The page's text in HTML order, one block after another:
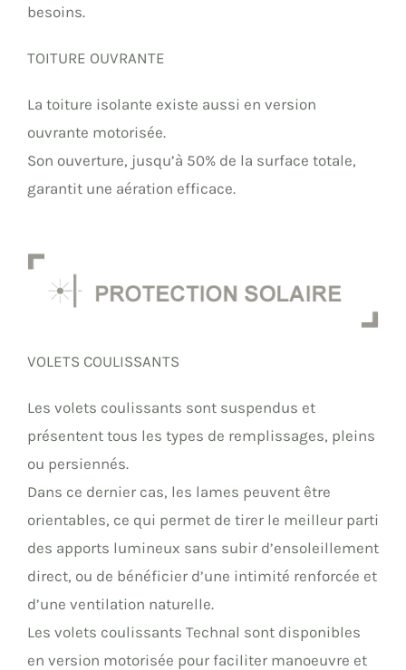
besoins.
TOITURE OUVRANTE
La toiture isolante existe aussi en version
ouvrante motorisée.
Son ouverture, jusqu’à 50% de la surface totale,
garantit une aération efficace.
VOLETS COULISSANTS
Les volets coulissants sont suspendus et
présentent tous les types de remplissages, pleins
ou persiennés.
Dans ce dernier cas, les lames peuvent être
orientables, ce qui permet de tirer le meilleur parti
des apports lumineux sans subir d’ensoleillement
direct, ou de bénéficier d’une intimité renforcée et
d’une ventilation naturelle.
Les volets coulissants Technal sont disponibles
en version motorisée pour faciliter manoeuvre et